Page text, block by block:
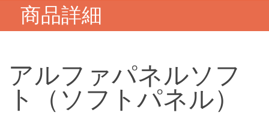
商品詳細
アルファパネルソフ
ト（ソフトパネル）